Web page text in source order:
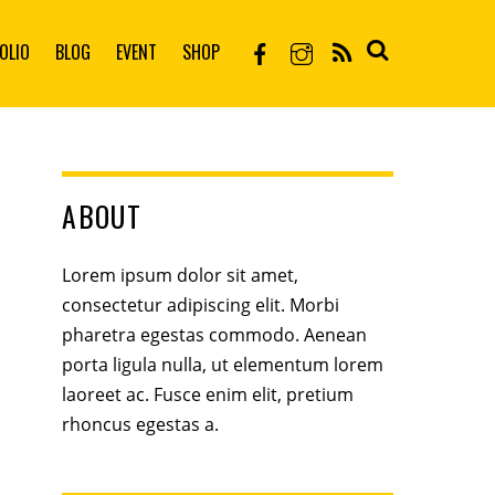
BLOG EVENT SHOP
ABOUT
Lorem ipsum dolor sit amet,
consectetur adipiscing elit. Morbi
pharetra egestas commodo. Aenean
porta ligula nulla, ut elementum lorem
laoreet ac. Fusce enim elit, pretium
rhoncus egestas a.